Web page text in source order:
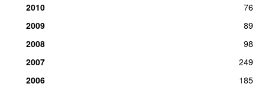
2010
76
2009
89
2008
98
2007
249
2006
185